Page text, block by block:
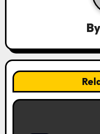
t
i
o
By